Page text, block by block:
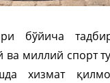
бўйича
миллий спорт
хизмат